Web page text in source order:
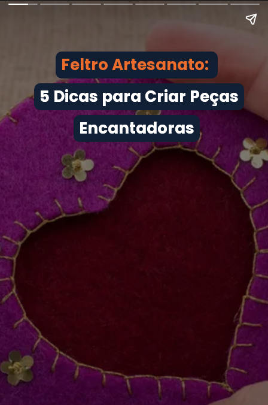
Feltro Artesanato:
5 Dicas para Criar Peças
Encantadoras
Feltro Artesanato:
5 Dicas para Criar Peças
Encantadoras